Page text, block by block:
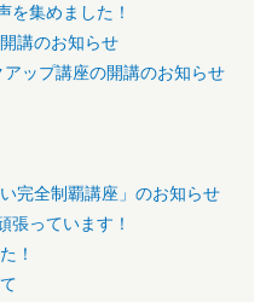
を集めました！
講のお知らせ
アップ講座の開講のお知らせ
完全制覇講座」のお知らせ
っています！
！